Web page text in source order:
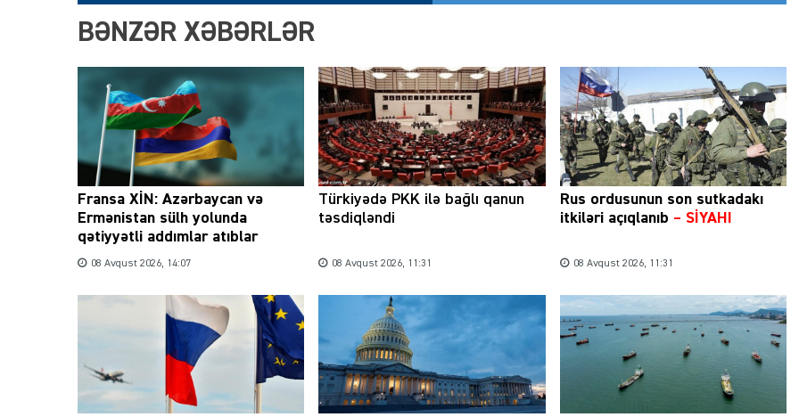
BƏNZƏR XƏBƏRLƏR
Fransa XİN: Azərbaycan və
Ermənistan sülh yolunda
qətiyyətli addımlar atıblar
08 Avqust 2026, 14:07
Türkiyədə PKK ilə bağlı qanun
təsdiqləndi
08 Avqust 2026, 11:31
Rus ordusunun son sutkadakı
itkiləri açıqlanıb – SİYAHI
08 Avqust 2026, 11:31